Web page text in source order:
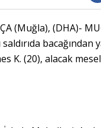
(Muğla), (DHA)-
bacağından
K. (20), alacak